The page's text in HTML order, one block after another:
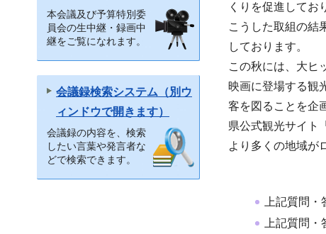
本会議及び予算特別委
員会の生中継・録画中
継をご覧になれます。
会議録検索システム（別ウ
ィンドウで開きます）
会議録の内容を、検索
したい言葉や発言者な
どで検索できます。
くりを促進してお
こうした取組の結
しております。
この秋には、大ヒ
映画に登場する観
客を図ることを企
県公式観光サイト
より多くの地域が
上記質問・
上記質問